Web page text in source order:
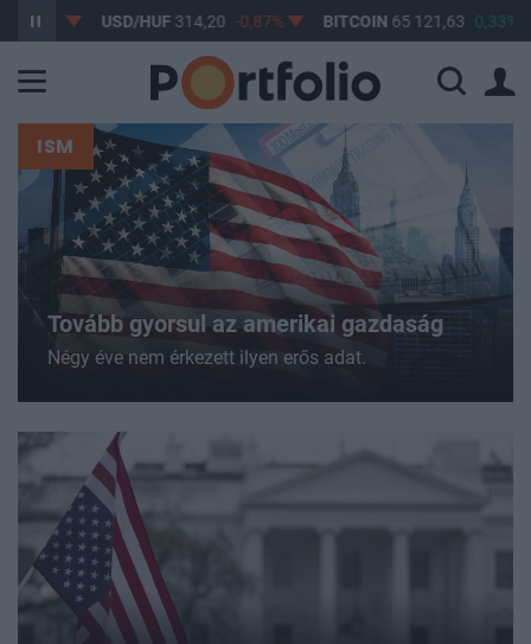
USD/HUF 314,20 -0,87% BITCOIN 65 121,63 0,33% BUX
ISM
Tovább gyorsul az amerikai gazdaság
Négy éve nem érkezett ilyen erős adat.